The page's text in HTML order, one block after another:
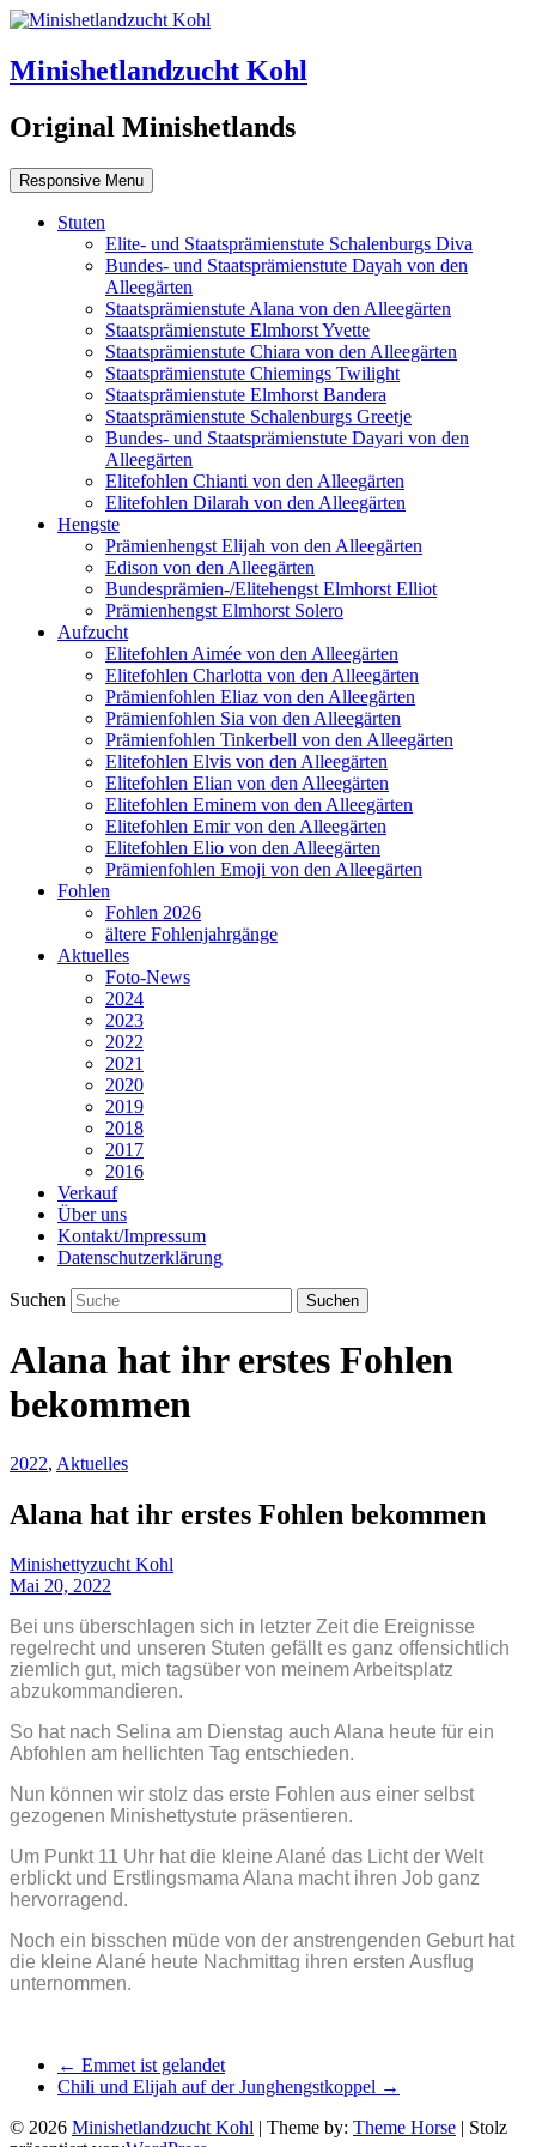
Minishetlandzucht Kohl
Original Minishetlands
Responsive Menu
Stuten
Elite- und Staatsprämienstute Schalenburgs Diva
Bundes- und Staatsprämienstute Dayah von den
Alleegärten
Staatsprämienstute Alana von den Alleegärten
Staatsprämienstute Elmhorst Yvette
Staatsprämienstute Chiara von den Alleegärten
Staatsprämienstute Chiemings Twilight
Staatsprämienstute Elmhorst Bandera
Staatsprämienstute Schalenburgs Greetje
Bundes- und Staatsprämienstute Dayari von den
Alleegärten
Elitefohlen Chianti von den Alleegärten
Elitefohlen Dilarah von den Alleegärten
Hengste
Prämienhengst Elijah von den Alleegärten
Edison von den Alleegärten
Bundesprämien-/Elitehengst Elmhorst Elliot
Prämienhengst Elmhorst Solero
Aufzucht
Elitefohlen Aimée von den Alleegärten
Elitefohlen Charlotta von den Alleegärten
Prämienfohlen Eliaz von den Alleegärten
Prämienfohlen Sia von den Alleegärten
Prämienfohlen Tinkerbell von den Alleegärten
Elitefohlen Elvis von den Alleegärten
Elitefohlen Elian von den Alleegärten
Elitefohlen Eminem von den Alleegärten
Elitefohlen Emir von den Alleegärten
Elitefohlen Elio von den Alleegärten
Prämienfohlen Emoji von den Alleegärten
Fohlen
Fohlen 2026
ältere Fohlenjahrgänge
Aktuelles
Foto-News
2024
2023
2022
2021
2020
2019
2018
2017
2016
Verkauf
Über uns
Kontakt/Impressum
Datenschutzerklärung
Suchen
Alana hat ihr erstes Fohlen
bekommen
2022, Aktuelles
Alana hat ihr erstes Fohlen bekommen
Minishettyzucht Kohl
Mai 20, 2022
Bei uns überschlagen sich in letzter Zeit die Ereignisse
regelrecht und unseren Stuten gefällt es ganz offensichtlich
ziemlich gut, mich tagsüber von meinem Arbeitsplatz
abzukommandieren.
So hat nach Selina am Dienstag auch Alana heute für ein
Abfohlen am hellichten Tag entschieden.
Nun können wir stolz das erste Fohlen aus einer selbst
gezogenen Minishettystute präsentieren.
Um Punkt 11 Uhr hat die kleine Alané das Licht der Welt
erblickt und Erstlingsmama Alana macht ihren Job ganz
hervorragend.
Noch ein bisschen müde von der anstrengenden Geburt hat
die kleine Alané heute Nachmittag ihren ersten Ausflug
unternommen.
← Emmet ist gelandet
Chili und Elijah auf der Junghengstkoppel →
© 2026 Minishetlandzucht Kohl | Theme by: Theme Horse | Stolz